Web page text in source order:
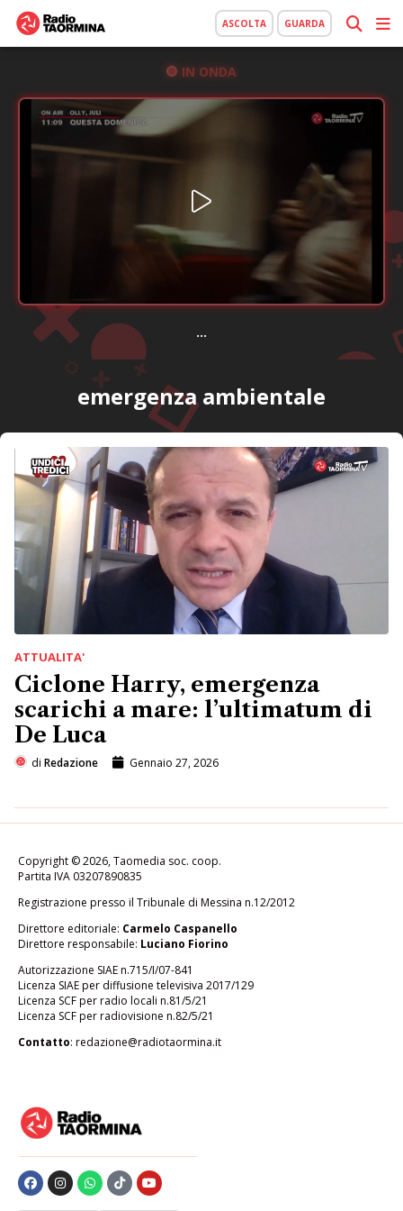
ASCOLTA GUARDA
IN ONDA
...
emergenza ambientale
ATTUALITA'
Ciclone Harry, emergenza
scarichi a mare: l’ultimatum di
De Luca
di Redazione Gennaio 27, 2026
Copyright © 2026, Taomedia soc. coop.
Partita IVA 03207890835
Registrazione presso il Tribunale di Messina n.12/2012
Direttore editoriale: Carmelo Caspanello
Direttore responsabile: Luciano Fiorino
Autorizzazione SIAE n.715/I/07-841
Licenza SIAE per diffusione televisiva 2017/129
Licenza SCF per radio locali n.81/5/21
Licenza SCF per radiovisione n.82/5/21
Contatto: redazione@radiotaormina.it